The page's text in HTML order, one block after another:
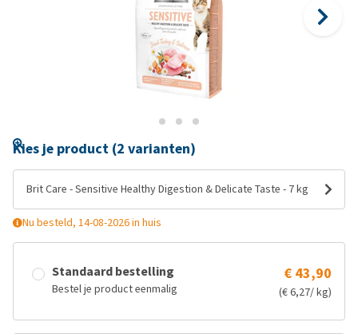
Kies je product (2 varianten)
Brit Care - Sensitive Healthy Digestion & Delicate Taste - 7 kg
Nu besteld, 14-08-2026 in huis
Standaard bestelling
Bestel je product eenmalig
€ 43,90
(€ 6,27/ kg)